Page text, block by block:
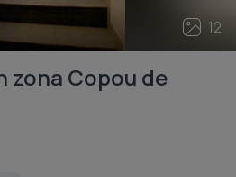
12
zona Copou de